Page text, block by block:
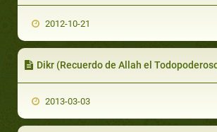
2012-10-21
Dikr (Recuerdo de Allah el Todopoderoso)
2013-03-03